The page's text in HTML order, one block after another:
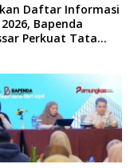
Daftar Informasi
Bapenda
Perkuat Tata